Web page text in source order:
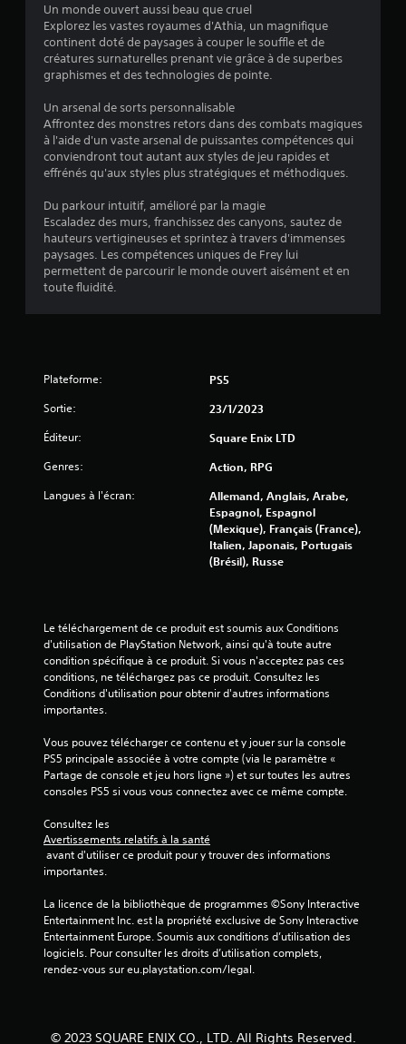
l
s
s
r
5
a
s
)
Un monde ouvert aussi beau que cruel
Explorez les vastes royaumes d'Athia, un magnifique
continent doté de paysages à couper le souffle et de
créatures surnaturelles prenant vie grâce à de superbes
graphismes et des technologies de pointe.
Un arsenal de sorts personnalisable
Affrontez des monstres retors dans des combats magiques
à l'aide d'un vaste arsenal de puissantes compétences qui
conviendront tout autant aux styles de jeu rapides et
effrénés qu'aux styles plus stratégiques et méthodiques.
Du parkour intuitif, amélioré par la magie
Escaladez des murs, franchissez des canyons, sautez de
hauteurs vertigineuses et sprintez à travers d'immenses
paysages. Les compétences uniques de Frey lui
permettent de parcourir le monde ouvert aisément et en
toute fluidité.
Plateforme: PS5
Sortie: 23/1/2023
Éditeur: Square Enix LTD
Genres: Action, RPG
Langues à l'écran:
Allemand, Anglais, Arabe,
Espagnol, Espagnol
(Mexique), Français (France),
Italien, Japonais, Portugais
(Brésil), Russe
Le téléchargement de ce produit est soumis aux Conditions
d'utilisation de PlayStation Network, ainsi qu'à toute autre
condition spécifique à ce produit. Si vous n'acceptez pas ces
conditions, ne téléchargez pas ce produit. Consultez les
Conditions d'utilisation pour obtenir d'autres informations
importantes.
Vous pouvez télécharger ce contenu et y jouer sur la console
PS5 principale associée à votre compte (via le paramètre «
Partage de console et jeu hors ligne ») et sur toutes les autres
consoles PS5 si vous vous connectez avec ce même compte.
Consultez les
Avertissements relatifs à la santé
importantes.
La licence de la bibliothèque de programmes ©Sony Interactive
Entertainment Inc. est la propriété exclusive de Sony Interactive
Entertainment Europe. Soumis aux conditions d’utilisation des
logiciels. Pour consulter les droits d’utilisation complets,
rendez-vous sur eu.playstation.com/legal.
© 2023 SQUARE ENIX CO., LTD. All Rights Reserved.